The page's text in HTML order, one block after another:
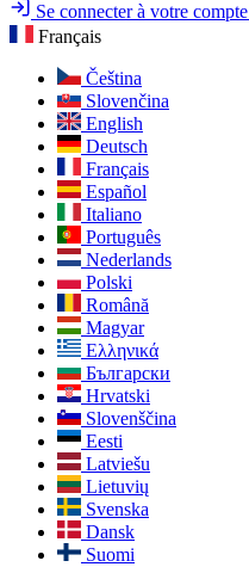
Se connecter à votre compte
Français
Čeština
Slovenčina
English
Deutsch
Français
Español
Italiano
Português
Nederlands
Polski
Română
Magyar
Ελληνικά
Български
Hrvatski
Slovenščina
Eesti
Latviešu
Lietuvių
Svenska
Dansk
Suomi